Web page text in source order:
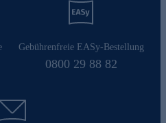
Gebührenfreie EASy-Bestellung
0800 29 88 82